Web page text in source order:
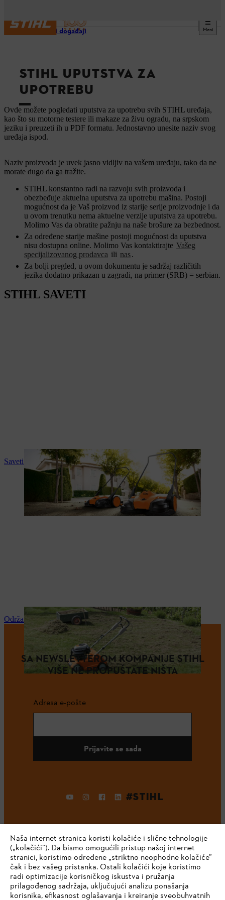
Meni
Usluge i događaji
STIHL UPUTSTVA ZA
UPOTREBU
Ovde možete pogledati uputstva za upotrebu svih STIHL uređaja,
kao što su motorne testere ili makaze za živu ogradu, na srpskom
jeziku i preuzeti ih u PDF formatu. Jednostavno unesite naziv svog
uređaja ispod.
Naziv proizvoda je uvek jasno vidljiv na vašem uređaju, tako da ne
morate dugo da ga tražite.
STIHL konstantno radi na razvoju svih proizvoda i
obezbeđuje aktuelna uputstva za upotrebu mašina. Postoji
mogućnost da je Vaš proizvod iz starije serije proizvodnje i da
u ovom trenutku nema aktuelne verzije uputstva za upotrebu.
Molimo Vas da obratite pažnju na naše brošure za bezbednost.
Za određene starije mašine postoji mogućnost da uputstva
nisu dostupna online. Molimo Vas kontaktirajte Vašeg
specijalizovanog prodavca ili nas.
Za bolji pregled, u ovom dokumentu je sadržaj različitih
jezika dodatno prikazan u zagradi, na primer (SRB) = serbian.
STIHL SAVETI
Saveti i upustva za upotrebu
Održavanje i popravka
SA NEWSLETTEROM KOMPANIJE STIHL
VIŠE NE PROPUŠTATE NIŠTA
Adresa e-pošte
Prijavite se sada
#STIHL
Kompanija
Naša internet stranica koristi kolačiće i slične tehnologije
(„kolačići”). Da bismo omogućili pristup našoj internet
stranici, koristimo određene „striktno neophodne kolačiće”
čak i bez vašeg pristanka. Ostali kolačići koje koristimo
radi optimizacije korisničkog iskustva i pružanja
prilagođenog sadržaja, uključujući analizu ponašanja
korisnika, efikasnost oglašavanja i kreiranje sveobuhvatnih